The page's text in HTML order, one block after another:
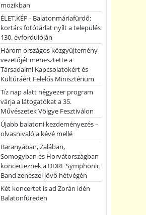
mozikban
ÉLET.KÉP - Balatonmáriafürdő:
kortárs fotótárlat nyílt a település
130. évfordulóján
Három országos közgyűjtemény
vezetőjét menesztette a
Társadalmi Kapcsolatokért és
Kultúráért Felelős Minisztérium
Tíz nap alatt négyezer program
várja a látogatókat a 35.
Művészetek Völgye Fesztiválon
Újabb balatoni kezdeményezés –
olvasnivaló a kévé mellé
Baranyában, Zalában,
Somogyban és Horvátországban
koncerteznek a DDRF Symphonic
Band zenészei jövő hétvégén
Két koncertet is ad Zorán idén
Balatonfüreden